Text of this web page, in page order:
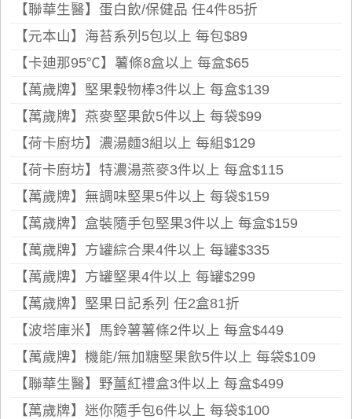
【聯華生醫】蛋白飲/保健品 任4件85折
【元本山】海苔系列5包以上 每包$89
【卡廸那95℃】薯條8盒以上 每盒$65
【萬歲牌】堅果穀物棒3件以上 每盒$139
【萬歲牌】燕麥堅果飲5件以上 每袋$99
【荷卡廚坊】濃湯麵3組以上 每組$129
【荷卡廚坊】特濃湯燕麥3件以上 每盒$115
【萬歲牌】無調味堅果5件以上 每袋$159
【萬歲牌】盒裝隨手包堅果3件以上 每盒$159
【萬歲牌】方罐綜合果4件以上 每罐$335
【萬歲牌】方罐堅果4件以上 每罐$299
【萬歲牌】堅果日記系列 任2盒81折
【波塔庫米】馬鈴薯薯條2件以上 每盒$449
【萬歲牌】機能/無加糖堅果飲5件以上 每袋$109
【聯華生醫】野薑紅禮盒3件以上 每盒$499
【萬歲牌】迷你隨手包6件以上 每袋$100